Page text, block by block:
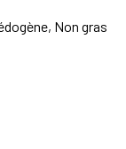
Non gras